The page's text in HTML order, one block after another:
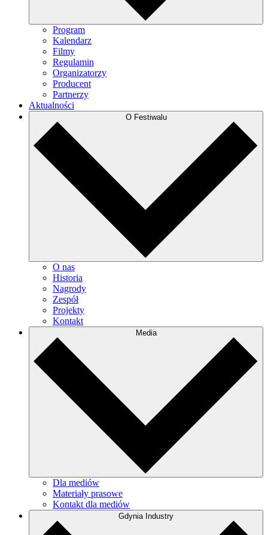
Program
Kalendarz
Filmy
Regulamin
Organizatorzy
Producent
Partnerzy
Aktualności
O Festiwalu
O nas
Historia
Nagrody
Zespół
Projekty
Kontakt
Media
Dla mediów
Materiały prasowe
Kontakt dla mediów
Gdynia Industry